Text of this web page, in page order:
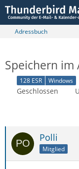
Adressbuch
Speichern im
128 ESR Windows
Geschlossen
Polli
Mitglied